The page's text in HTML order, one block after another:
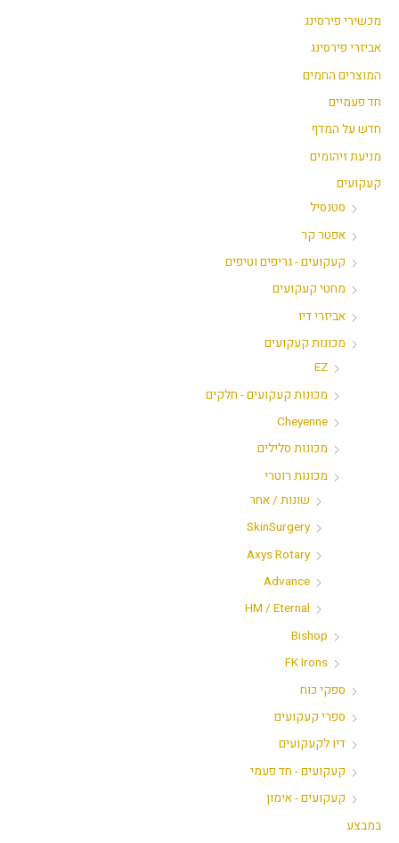
י
מכשירי פירסינג
אביזרי פירסינג
המוצרים החמים
חד פעמיים
חדש על המדף
מניעת זיהומים
קעקועים
סטנסיל
אפטר קר
קעקועים - גריפים וטיפים
מחטי קעקועים
אביזרי דיו
מכונות קעקועים
EZ
מכונות קעקועים - חלקים
Cheyenne
מכונות סלילים
מכונות רוטרי
שונות / אחר
SkinSurgery
Axys Rotary
Advance
HM / Eternal
Bishop
FK Irons
ספקי כוח
ספרי קעקועים
דיו לקעקועים
קעקועים - חד פעמי
קעקועים - אימון
במבצע